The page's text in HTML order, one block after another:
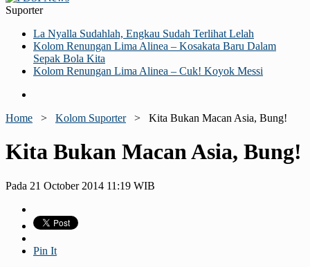
Suporter
La Nyalla Sudahlah, Engkau Sudah Terlihat Lelah
Kolom Renungan Lima Alinea – Kosakata Baru Dalam
Sepak Bola Kita
Kolom Renungan Lima Alinea – Cuk! Koyok Messi
Home > Kolom Suporter> Kita Bukan Macan Asia, Bung!
Kita Bukan Macan Asia, Bung!
Pada 21 October 2014 11:19 WIB
Pin It